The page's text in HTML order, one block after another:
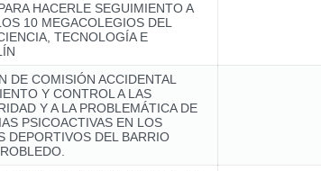
HACERLE SEGUIMIENTO A
10 MEGACOLEGIOS DEL
TECNOLOGÍA E
DE COMISIÓN ACCIDENTAL
Y CONTROL A LAS
Y A LA PROBLEMÁTICA DE
PSICOACTIVAS EN LOS
DEPORTIVOS DEL BARRIO